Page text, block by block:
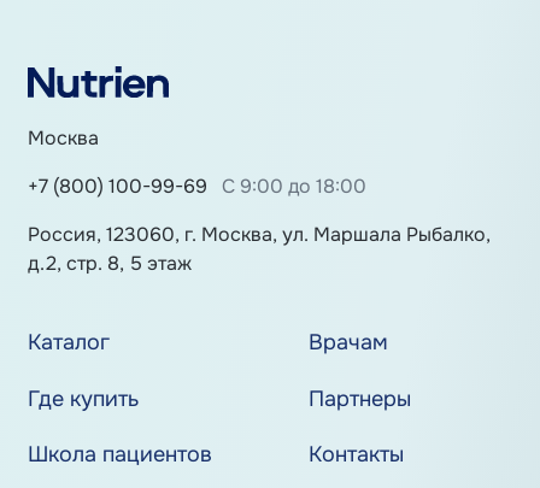
Москва
+7 (800) 100-99-69
С 9:00 до 18:00
Россия, 123060, г. Москва, ул. Маршала Рыбалко,
д.2, стр. 8, 5 этаж
Каталог
Врачам
Где купить
Партнеры
Школа пациентов
Контакты